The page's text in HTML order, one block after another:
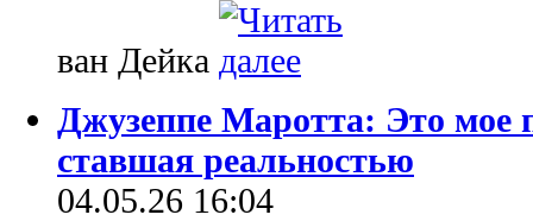
ван Дейка
Джузеппе Маротта: Это мое
ставшая реальностью
04.05.26 16:04